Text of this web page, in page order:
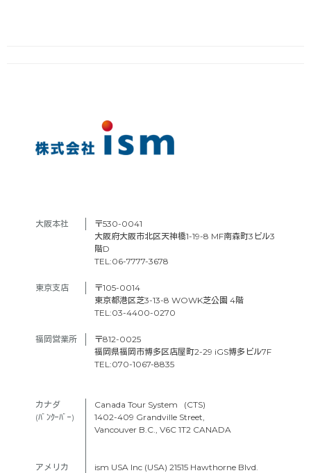
大阪本社
〒530-0041
大阪府大阪市北区天神橋1-19-8 MF南森町3ビル3
階D
TEL:06-7777-3678
東京支店
〒105-0014
東京都港区芝3-13-8 WOWK芝公園 4階
TEL:03-4400-0270
福岡営業所
〒812-0025
福岡県福岡市博多区店屋町2-29 iGS博多ビル7F
TEL:070-1067-8835
カナダ
(ﾊﾞﾝｸｰﾊﾞｰ)
アメリカ
Canada Tour System (CTS)
1402-409 Grandville Street,
Vancouver B.C., V6C 1T2 CANADA
ism USA Inc (USA) 21515 Hawthorne Blvd.